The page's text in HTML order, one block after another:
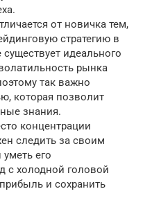
от новичка тем,
стратегию в
идеального
рынка
так важно
которая позволит
знания.
концентрации
следить за своим
его
с холодной головой
и сохранить